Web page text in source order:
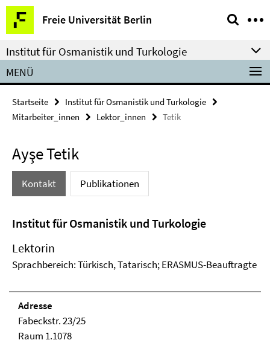
Springe
direkt
zu
Inhalt
Freie Universität Berlin
Service-
Navigation
Institut für Osmanistik und Turkologie
MENÜ
Startseite
Institut für Osmanistik und Turkologie
Mitarbeiter_innen
Lektor_innen Tetik
Ayşe Tetik
Kontakt Publikationen
Institut für Osmanistik und Turkologie
Lektorin
Sprachbereich: Türkisch, Tatarisch; ERASMUS-Beauftragte
Adresse
Fabeckstr. 23/25
Raum 1.1078